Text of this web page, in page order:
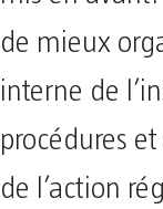
de mieux
interne de
procédures
de l’action